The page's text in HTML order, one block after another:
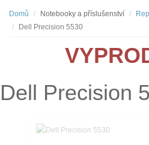
Domů Notebooky a příslušenství
Dell Precision 5530
Dell Precision